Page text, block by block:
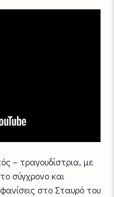
– τραγουδίστρια, με
σύγχρονο και
στο Σταυρό του